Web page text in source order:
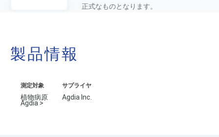
正式なものとなります。
製品情報
測定対象
植物病原
Agdia >
サプライヤ
Agdia Inc.